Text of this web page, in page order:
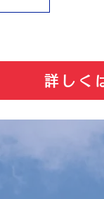
詳しく